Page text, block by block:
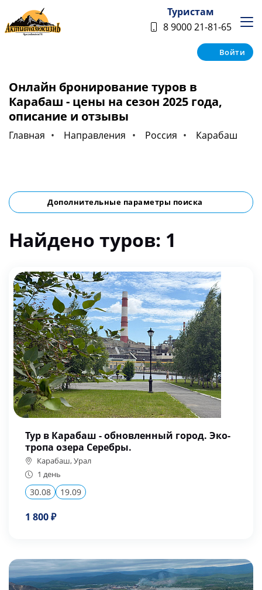
Туристам
8 9000 21-81-65
Войти
Онлайн бронирование туров в
Карабаш - цены на сезон 2025 года,
описание и отзывы
Главная Направления Россия Карабаш
Дополнительные параметры поиска
Найдено туров: 1
Тур в Карабаш - обновленный город. Эко-
тропа озера Серебры.
Карабаш, Урал
1 день
30.08 19.09
1 800 ₽